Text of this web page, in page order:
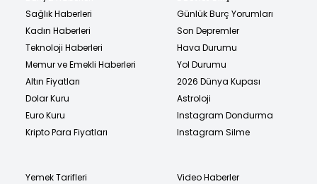
Sağlık Haberleri
Kadın Haberleri
Teknoloji Haberleri
Memur ve Emekli Haberleri
Altın Fiyatları
Dolar Kuru
Euro Kuru
Kripto Para Fiyatları
Günlük Burç Yorumları
Son Depremler
Hava Durumu
Yol Durumu
2026 Dünya Kupası
Astroloji
Instagram Dondurma
Instagram Silme
Yemek Tarifleri
Video Haberler